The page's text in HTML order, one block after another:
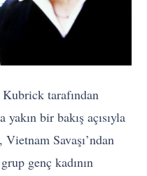
tarafından
bir bakış açısıyla
Savaşı’ndan
genç kadının